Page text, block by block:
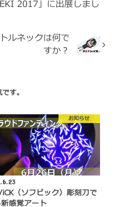
2017」に出展しまし
ルネックは何で
すか？
す。
お知らせ
（ソフビック）彫刻刀で
感覚アート